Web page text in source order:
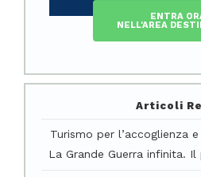
ENTRA
NELL'AREA
Articoli
Turismo per l’accoglienza
La Grande Guerra infinita.